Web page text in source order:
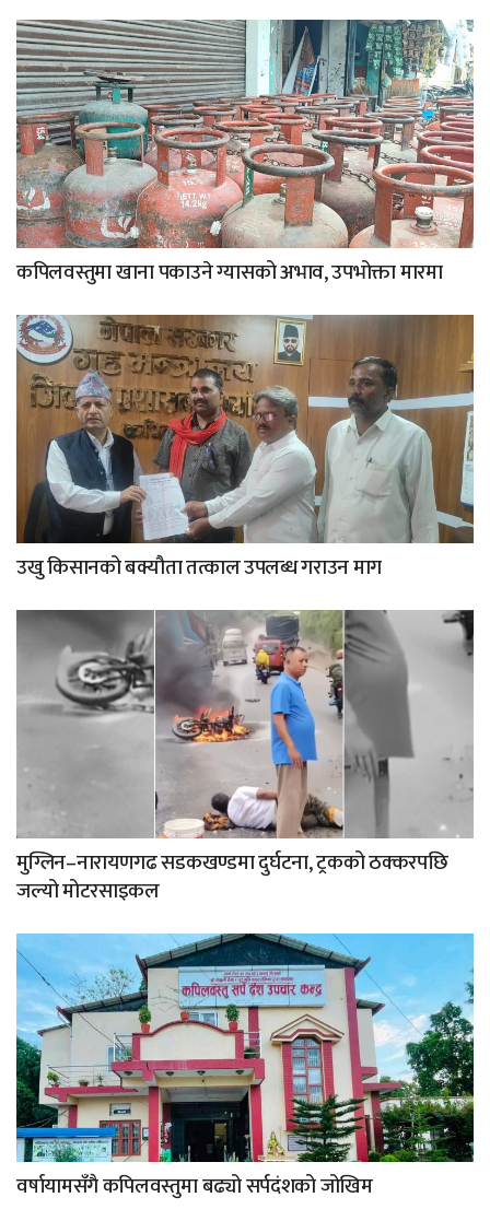
कपिलवस्तुमा खाना पकाउने ग्यासको अभाव, उपभोक्ता मारमा
उखु किसानको बक्यौता तत्काल उपलब्ध गराउन माग
मुग्लिन–नारायणगढ सडकखण्डमा दुर्घटना, ट्रकको ठक्करपछि
जल्यो मोटरसाइकल
वर्षायामसँगै कपिलवस्तुमा बढ्यो सर्पदंशको जोखिम